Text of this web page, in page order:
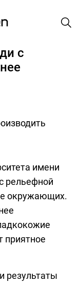
с
имени
рельефной
окружающих.
результаты